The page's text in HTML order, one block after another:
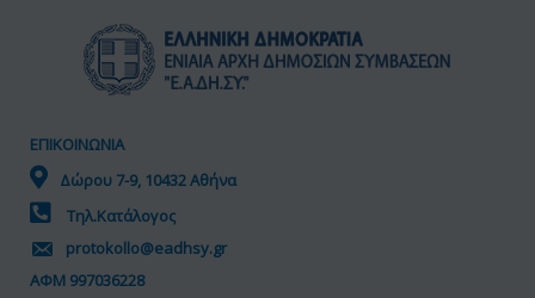
ΕΠΙΚΟΙΝΩΝΙΑ
Δώρου 7-9, 10432 Αθήνα
Τηλ.Κατάλογος
protokollo@eadhsy.gr
ΑΦΜ 997036228